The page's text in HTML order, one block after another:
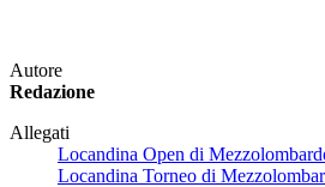
Autore
Redazione
Allegati
Locandina Open di
Locandina Torneo di